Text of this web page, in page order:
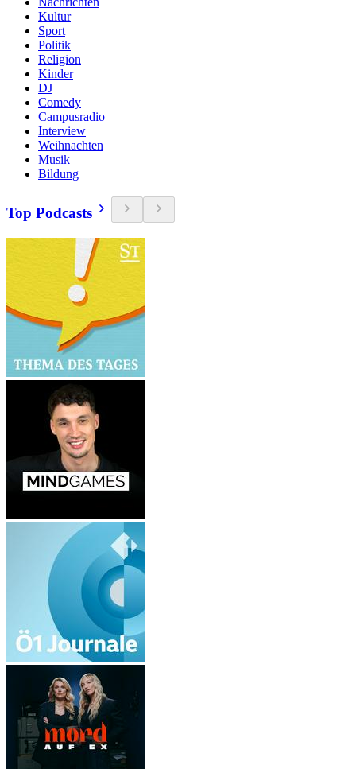
Kultur
Sport
Politik
Religion
Kinder
DJ
Comedy
Campusradio
Interview
Weihnachten
Musik
Bildung
Top Podcasts